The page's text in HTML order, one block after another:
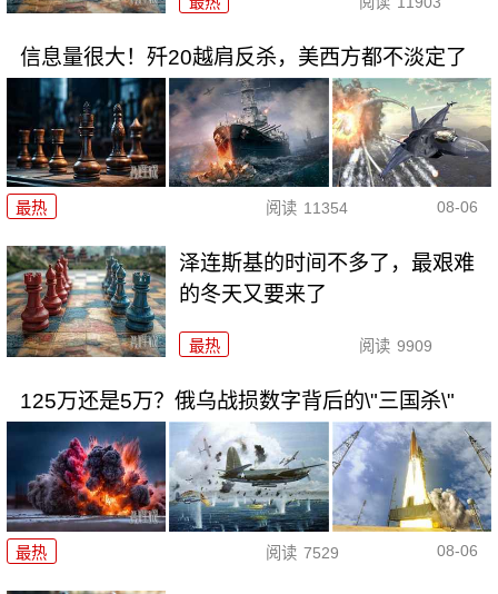
信息量很大！歼20越肩反杀，美西方都不淡定了
最热 阅读 11354 08-06
泽连斯基的时间不多了，最艰难
的冬天又要来了
最热 阅读 9909
125万还是5万？俄乌战损数字背后的\"三国杀\"
最热 阅读 7529 08-06